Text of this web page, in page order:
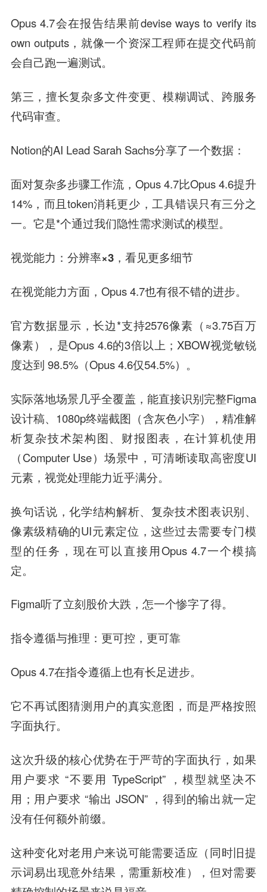
Opus 4.7会在报告结果前devise ways to verify its
own outputs，就像一个资深工程师在提交代码前
会自己跑一遍测试。
第三，擅长复杂多文件变更、模糊调试、跨服务
代码审查。
Notion的AI Lead Sarah Sachs分享了一个数据：
面对复杂多步骤工作流，Opus 4.7比Opus 4.6提升
14%，而且token消耗更少，工具错误只有三分之
一。它是*个通过我们隐性需求测试的模型。
视觉能力 ：分辨率×3，看见更多细节
在视觉能力方面，Opus 4.7也有很不错的进步。
官方数据显示，长边*支持2576像素（≈3.75百万
像素），是Opus 4.6的3倍以上；XBOW视觉敏锐
度达到 98.5%（Opus 4.6仅54.5%）。
实际落地场景几乎全覆盖，能直接识别完整Figma
设计稿、1080p终端截图（含灰色小字），精准解
析复杂技术架构图、财报图表，在计算机使用
（Computer Use）场景中，可清晰读取高密度UI
元素，视觉处理能力近乎满分。
换句话说，化学结构解析、复杂技术图表识别、
像素级精确的UI元素定位，这些过去需要专门模
型的任务，现在可以直接用Opus 4.7一个模搞
定。
Figma听了立刻股价大跌，怎一个惨字了得。
指令遵循与推理：更可控，更可靠
Opus 4.7在指令遵循上也有长足进步。
它不再试图猜测用户的真实意图，而是严格按照
字面执行。
这次升级的核心优势在于严苛的字面执行，如果
用户要求 “不要用 TypeScript” ，模型就坚决不
用；用户要求 “输出 JSON” ，得到的输出就一定
没有任何额外前缀。
这种变化对老用户来说可能需要适应（同时旧提
示词易出现意外结果，需重新校准），但对需要